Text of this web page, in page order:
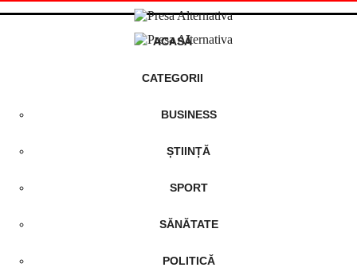
ACASĂ
CATEGORII
BUSINESS
ȘTIINȚĂ
SPORT
SĂNĂTATE
POLITICĂ